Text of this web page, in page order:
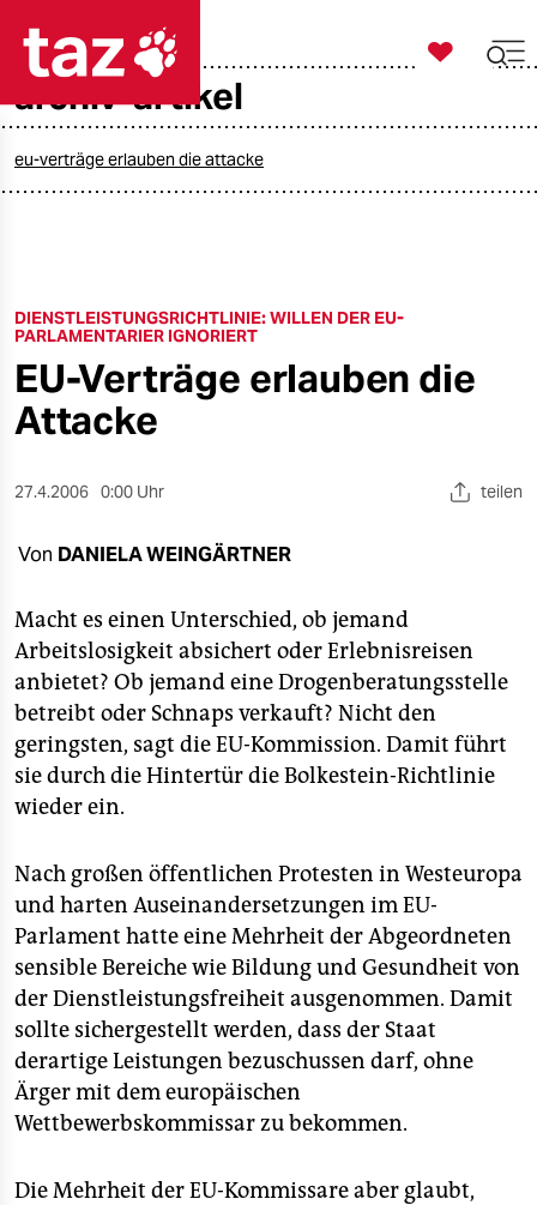
taz zahl ich
öko
gesellschaft
kultur
sport
berlin
wahrheit
verlag
verlag
veranstaltungen
fragen & hilfe
unterstützen
abo
genossenschaft
epaper login

taz zahl ich
archiv-artikel
eu-verträge erlauben die attacke
DIENSTLEISTUNGSRICHTLINIE: WILLEN DER EU-
PARLAMENTARIER IGNORIERT
EU-Verträge erlauben die
Attacke
27.4.2006 0:00 Uhr teilen
Von DANIELA WEINGÄRTNER
Macht es einen Unterschied, ob jemand
Arbeitslosigkeit absichert oder Erlebnisreisen
anbietet? Ob jemand eine Drogenberatungsstelle
betreibt oder Schnaps verkauft? Nicht den
geringsten, sagt die EU-Kommission. Damit führt
sie durch die Hintertür die Bolkestein-Richtlinie
wieder ein.
Nach großen öffentlichen Protesten in Westeuropa
und harten Auseinandersetzungen im EU-
Parlament hatte eine Mehrheit der Abgeordneten
sensible Bereiche wie Bildung und Gesundheit von
der Dienstleistungsfreiheit ausgenommen. Damit
sollte sichergestellt werden, dass der Staat
derartige Leistungen bezuschussen darf, ohne
Ärger mit dem europäischen
Wettbewerbskommissar zu bekommen.
Die Mehrheit der EU-Kommissare aber glaubt,